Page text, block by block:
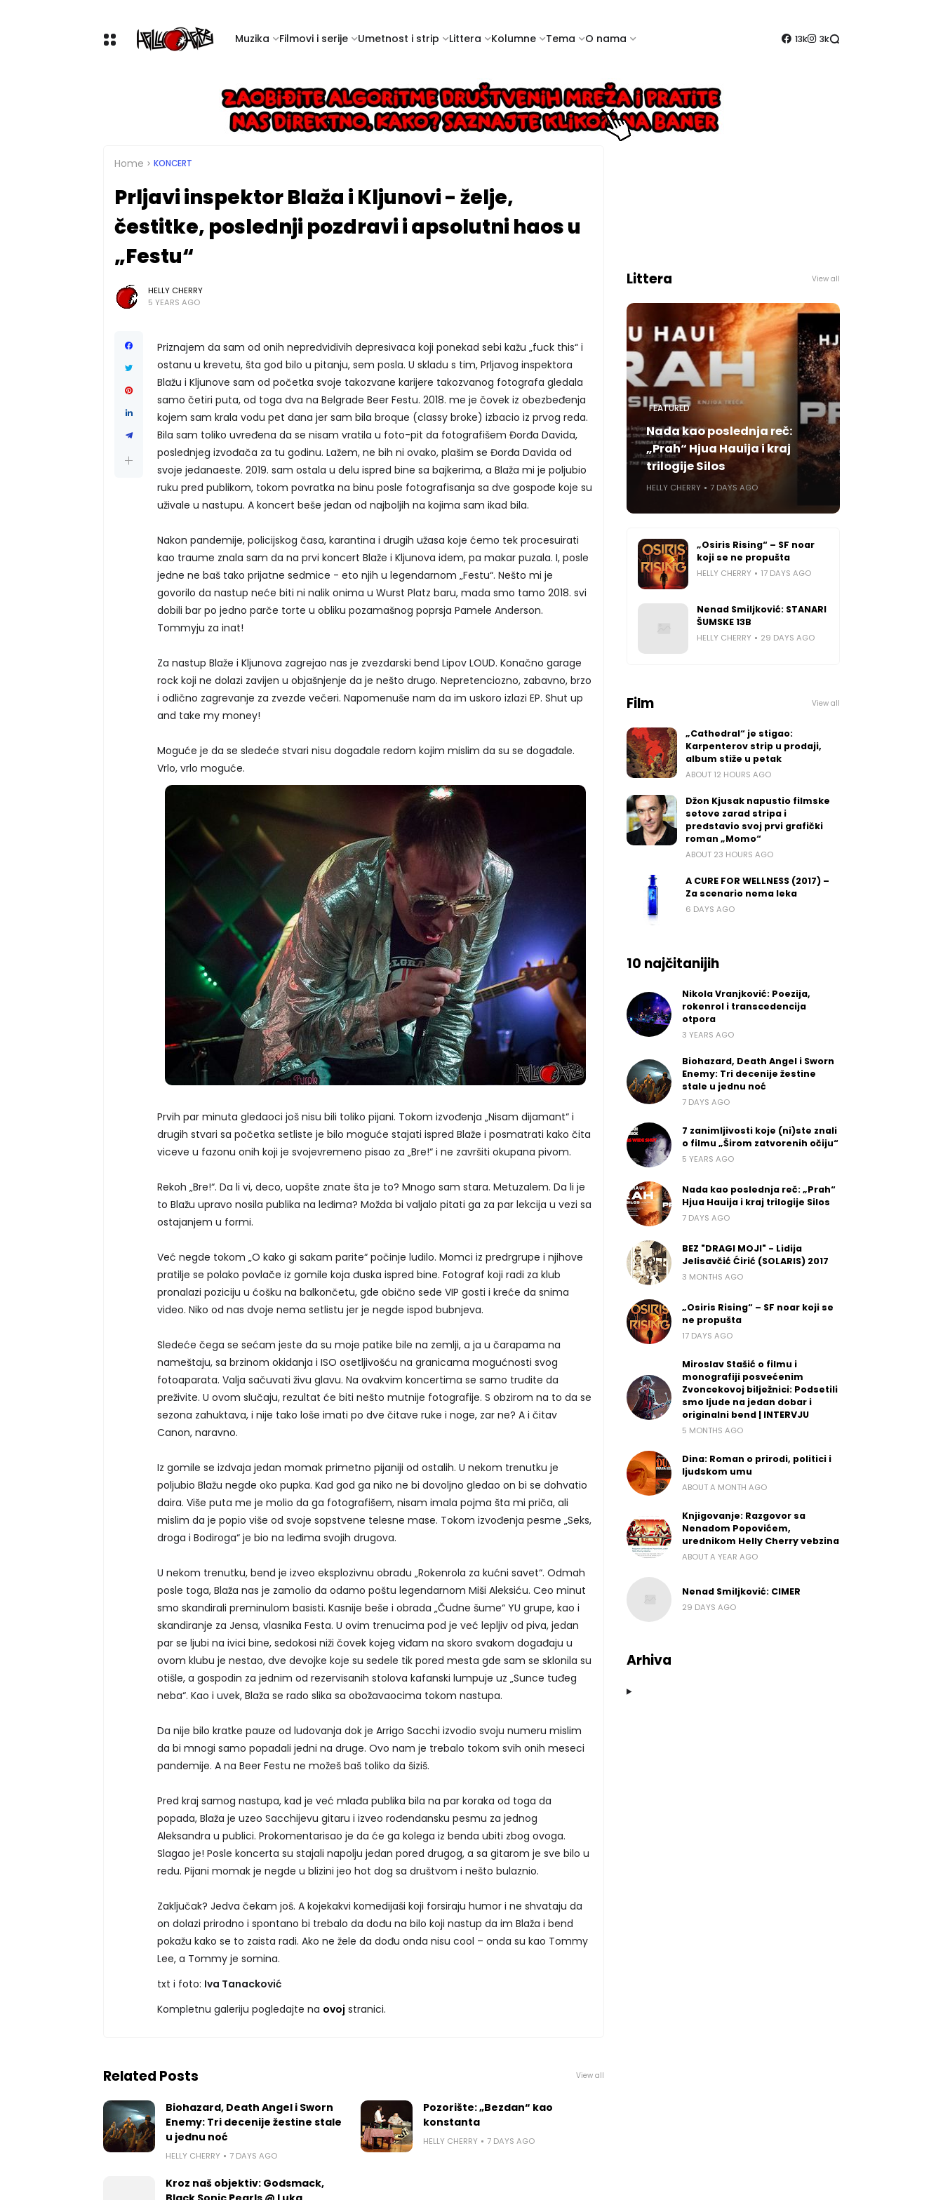
Muzika Filmovi i serije Umetnost i strip Littera Kolumne Tema O nama 13k 3k
Home KONCERT
Prljavi inspektor Blaža i Kljunovi - želje,
čestitke, poslednji pozdravi i apsolutni haos u
„Festu“
HELLY CHERRY
5 YEARS AGO
Priznajem da sam od onih nepredvidivih depresivaca koji ponekad sebi kažu „fuck this“ i
ostanu u krevetu, šta god bilo u pitanju, sem posla. U skladu s tim, Prljavog inspektora
Blažu i Kljunove sam od početka svoje takozvane karijere takozvanog fotografa gledala
samo četiri puta, od toga dva na Belgrade Beer Festu. 2018. me je čovek iz obezbeđenja
kojem sam krala vodu pet dana jer sam bila broque (classy broke) izbacio iz prvog reda.
Bila sam toliko uvređena da se nisam vratila u foto-pit da fotografišem Đorđa Davida,
poslednjeg izvođača za tu godinu. Lažem, ne bih ni ovako, plašim se Đorđa Davida od
svoje jedanaeste. 2019. sam ostala u delu ispred bine sa bajkerima, a Blaža mi je poljubio
ruku pred publikom, tokom povratka na binu posle fotografisanja sa dve gospođe koje su
uživale u nastupu. A koncert beše jedan od najboljih na kojima sam ikad bila.
Nakon pandemije, policijskog časa, karantina i drugih užasa koje ćemo tek procesuirati
kao traume znala sam da na prvi koncert Blaže i Kljunova idem, pa makar puzala. I, posle
jedne ne baš tako prijatne sedmice - eto njih u legendarnom „Festu“. Nešto mi je
govorilo da nastup neće biti ni nalik onima u Wurst Platz baru, mada smo tamo 2018. svi
dobili bar po jedno parče torte u obliku pozamašnog poprsja Pamele Anderson.
Tommyju za inat!
Za nastup Blaže i Kljunova zagrejao nas je zvezdarski bend Lipov LOUD. Konačno garage
rock koji ne dolazi zavijen u objašnjenje da je nešto drugo. Nepretenciozno, zabavno, brzo
i odlično zagrevanje za zvezde večeri. Napomenuše nam da im uskoro izlazi EP. Shut up
and take my money!
Moguće je da se sledeće stvari nisu događale redom kojim mislim da su se događale.
Vrlo, vrlo moguće.
Prvih par minuta gledaoci još nisu bili toliko pijani. Tokom izvođenja „Nisam dijamant“ i
drugih stvari sa početka setliste je bilo moguće stajati ispred Blaže i posmatrati kako čita
viceve u fazonu onih koji je svojevremeno pisao za „Bre!“ i ne završiti okupana pivom.
Rekoh „Bre!“. Da li vi, deco, uopšte znate šta je to? Mnogo sam stara. Metuzalem. Da li je
to Blažu upravo nosila publika na leđima? Možda bi valjalo pitati ga za par lekcija u vezi sa
ostajanjem u formi.
Već negde tokom „O kako gi sakam parite“ počinje ludilo. Momci iz predrgrupe i njihove
pratilje se polako povlače iz gomile koja đuska ispred bine. Fotograf koji radi za klub
pronalazi poziciju u ćošku na balkončetu, gde obično sede VIP gosti i kreće da snima
video. Niko od nas dvoje nema setlistu jer je negde ispod bubnjeva.
Sledeće čega se sećam jeste da su moje patike bile na zemlji, a ja u čarapama na
nameštaju, sa brzinom okidanja i ISO osetljivošću na granicama mogućnosti svog
fotoaparata. Valja sačuvati živu glavu. Na ovakvim koncertima se samo trudite da
preživite. U ovom slučaju, rezultat će biti nešto mutnije fotografije. S obzirom na to da se
sezona zahuktava, i nije tako loše imati po dve čitave ruke i noge, zar ne? A i čitav
Canon, naravno.
Iz gomile se izdvaja jedan momak primetno pijaniji od ostalih. U nekom trenutku je
poljubio Blažu negde oko pupka. Kad god ga niko ne bi dovoljno gledao on bi se dohvatio
daira. Više puta me je molio da ga fotografišem, nisam imala pojma šta mi priča, ali
mislim da je popio više od svoje sopstvene telesne mase. Tokom izvođenja pesme „Seks,
droga i Bodiroga“ je bio na leđima svojih drugova.
U nekom trenutku, bend je izveo eksplozivnu obradu „Rokenrola za kućni savet“. Odmah
posle toga, Blaža nas je zamolio da odamo poštu legendarnom Miši Aleksiću. Ceo minut
smo skandirali preminulom basisti. Kasnije beše i obrada „Čudne šume“ YU grupe, kao i
skandiranje za Jensa, vlasnika Festa. U ovim trenucima pod je već lepljiv od piva, jedan
par se ljubi na ivici bine, sedokosi niži čovek kojeg viđam na skoro svakom događaju u
ovom klubu je nestao, dve devojke koje su sedele tik pored mesta gde sam se sklonila su
otišle, a gospodin za jednim od rezervisanih stolova kafanski lumpuje uz „Sunce tuđeg
neba“. Kao i uvek, Blaža se rado slika sa obožavaocima tokom nastupa.
Da nije bilo kratke pauze od ludovanja dok je Arrigo Sacchi izvodio svoju numeru mislim
da bi mnogi samo popadali jedni na druge. Ovo nam je trebalo tokom svih onih meseci
pandemije. A na Beer Festu ne možeš baš toliko da šiziš.
Pred kraj samog nastupa, kad je već mlađa publika bila na par koraka od toga da
popada, Blaža je uzeo Sacchijevu gitaru i izveo rođendansku pesmu za jednog
Aleksandra u publici. Prokomentarisao je da će ga kolega iz benda ubiti zbog ovoga.
Slagao je! Posle koncerta su stajali napolju jedan pored drugog, a sa gitarom je sve bilo u
redu. Pijani momak je negde u blizini jeo hot dog sa društvom i nešto bulaznio.
Zaključak? Jedva čekam još. A kojekakvi komedijaši koji forsiraju humor i ne shvataju da
on dolazi prirodno i spontano bi trebalo da dođu na bilo koji nastup da im Blaža i bend
pokažu kako se to zaista radi. Ako ne žele da dođu onda nisu cool – onda su kao Tommy
Lee, a Tommy je somina.
txt i foto: Iva Tanacković
Kompletnu galeriju pogledajte na ovoj stranici.
Related Posts View all
Biohazard, Death Angel i Sworn
Enemy: Tri decenije žestine stale
u jednu noć
HELLY CHERRY 7 DAYS AGO
Pozorište: „Bezdan“ kao
konstanta
HELLY CHERRY 7 DAYS AGO
Kroz naš objektiv: Godsmack,
Littera View all
FEATURED
Nada kao poslednja reč:
„Prah“ Hjua Hauija i kraj
trilogije Silos
HELLY CHERRY 7 DAYS AGO
„Osiris Rising“ – SF noar
koji se ne propušta
HELLY CHERRY 17 DAYS AGO
Nenad Smiljković: STANARI
ŠUMSKE 13B
HELLY CHERRY 29 DAYS AGO
Film View all
„Cathedral“ je stigao:
Karpenterov strip u prodaji,
album stiže u petak
ABOUT 12 HOURS AGO
Džon Kjusak napustio filmske
setove zarad stripa i
predstavio svoj prvi grafički
roman „Momo“
ABOUT 23 HOURS AGO
A CURE FOR WELLNESS (2017) –
Za scenario nema leka
6 DAYS AGO
10 najčitanijih
Nikola Vranjković: Poezija,
rokenrol i transcedencija
otpora
3 YEARS AGO
Biohazard, Death Angel i Sworn
Enemy: Tri decenije žestine
stale u jednu noć
7 DAYS AGO
7 zanimljivosti koje (ni)ste znali
o filmu „Širom zatvorenih očiju“
5 YEARS AGO
Nada kao poslednja reč: „Prah“
Hjua Hauija i kraj trilogije Silos
7 DAYS AGO
BEZ "DRAGI MOJI" - Lidija
Jelisavčić Ćirić (SOLARIS) 2017
3 MONTHS AGO
„Osiris Rising“ – SF noar koji se
ne propušta
17 DAYS AGO
Miroslav Stašić o filmu i
monografiji posvećenim
Zvoncekovoj bilježnici: Podsetili
smo ljude na jedan dobar i
originalni bend | INTERVJU
5 MONTHS AGO
Dina: Roman o prirodi, politici i
ljudskom umu
ABOUT A MONTH AGO
Knjigovanje: Razgovor sa
Nenadom Popovićem,
urednikom Helly Cherry vebzina
ABOUT A YEAR AGO
Nenad Smiljković: CIMER
29 DAYS AGO
Arhiva